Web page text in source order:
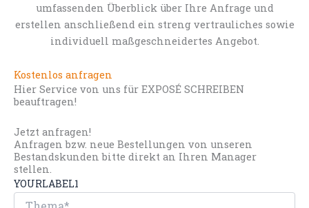
umfassenden Überblick über Ihre Anfrage und
erstellen anschließend ein streng vertrauliches sowie
individuell maßgeschneidertes Angebot.
Kostenlos anfragen
Hier Service von uns für EXPOSÉ SCHREIBEN
beauftragen!
Jetzt anfragen!
Anfragen bzw. neue Bestellungen von unseren
Bestandskunden bitte direkt an Ihren Manager
stellen.
YOURLABEL1